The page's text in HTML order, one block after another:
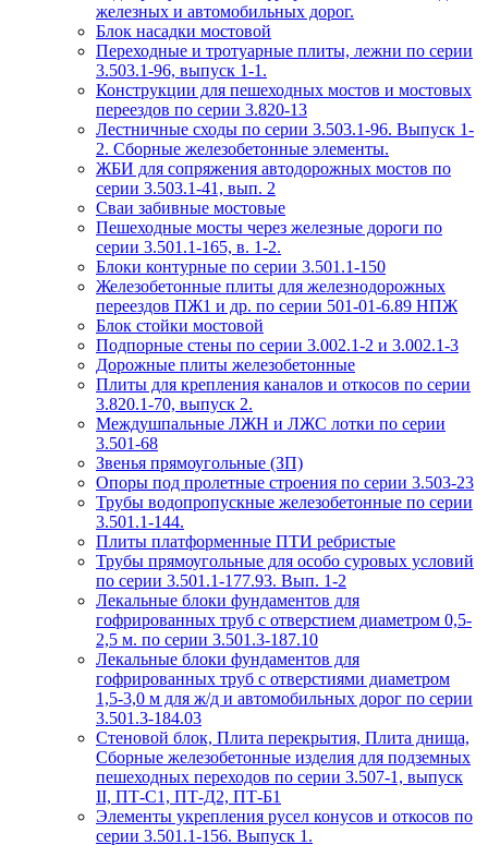
железных и автомобильных дорог.
Блок насадки мостовой
Переходные и тротуарные плиты, лежни по серии
3.503.1-96, выпуск 1-1.
Конструкции для пешеходных мостов и мостовых
переездов по серии 3.820-13
Лестничные сходы по серии 3.503.1-96. Выпуск 1-
2. Сборные железобетонные элементы.
ЖБИ для сопряжения автодорожных мостов по
серии 3.503.1-41, вып. 2
Сваи забивные мостовые
Пешеходные мосты через железные дороги по
серии 3.501.1-165, в. 1-2.
Блоки контурные по серии 3.501.1-150
Железобетонные плиты для железнодорожных
переездов ПЖ1 и др. по серии 501-01-6.89 НПЖ
Блок стойки мостовой
Подпорные стены по серии 3.002.1-2 и 3.002.1-3
Дорожные плиты железобетонные
Плиты для крепления каналов и откосов по серии
3.820.1-70, выпуск 2.
Междушпальные ЛЖН и ЛЖС лотки по серии
3.501-68
Звенья прямоугольные (ЗП)
Опоры под пролетные строения по серии 3.503-23
Трубы водопропускные железобетонные по серии
3.501.1-144.
Плиты платформенные ПТИ ребристые
Трубы прямоугольные для особо суровых условий
по серии 3.501.1-177.93. Вып. 1-2
Лекальные блоки фундаментов для
гофрированных труб с отверстием диаметром 0,5-
2,5 м. по серии 3.501.3-187.10
Лекальные блоки фундаментов для
гофрированных труб с отверстиями диаметром
1,5-3,0 м для ж/д и автомобильных дорог по серии
3.501.3-184.03
Стеновой блок, Плита перекрытия, Плита днища,
Сборные железобетонные изделия для подземных
пешеходных переходов по серии 3.507-1, выпуск
II, ПТ-С1, ПТ-Д2, ПТ-Б1
Элементы укрепления русел конусов и откосов по
серии 3.501.1-156. Выпуск 1.